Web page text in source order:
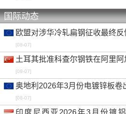
- - 0.00%
热镀锌卷 DX51D+Z80 1.0mm 广州仓库
0.00%
热镀锌卷 DX51D+Z80 1.0mm 中国离岸
热镀锌卷 IS513 0.5mm 孟买仓库
-
国际动态
欧盟对涉华冷轧扁钢征收最终反
[08-07]
土耳其批准科查尔钢铁在阿里阿
[08-07]
奥地利2026年3月份电镀锌板卷
[08-07]
印度尼西亚2026年3月份镀